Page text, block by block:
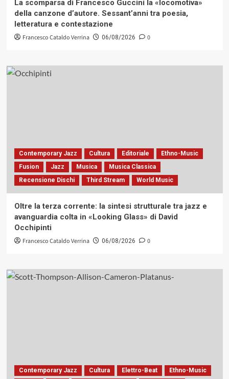
La scomparsa di Francesco Guccini la «locomotiva»
della canzone d’autore. Sessant’anni tra poesia,
letteratura e contestazione
Francesco Cataldo Verrina 06/08/2026 0
Contemporary Jazz Cultura Editoriale
Ethno-Music
Fusion
Jazz Musica
Musica Classica
Recensione Dischi
Third Stream World Music
Oltre la terza corrente: la sintesi strutturale tra jazz e
avanguardia colta in «Looking Glass» di David
Occhipinti
Francesco Cataldo Verrina 06/08/2026 0
Contemporary Jazz Cultura Elettro-Beat
Ethno-Music